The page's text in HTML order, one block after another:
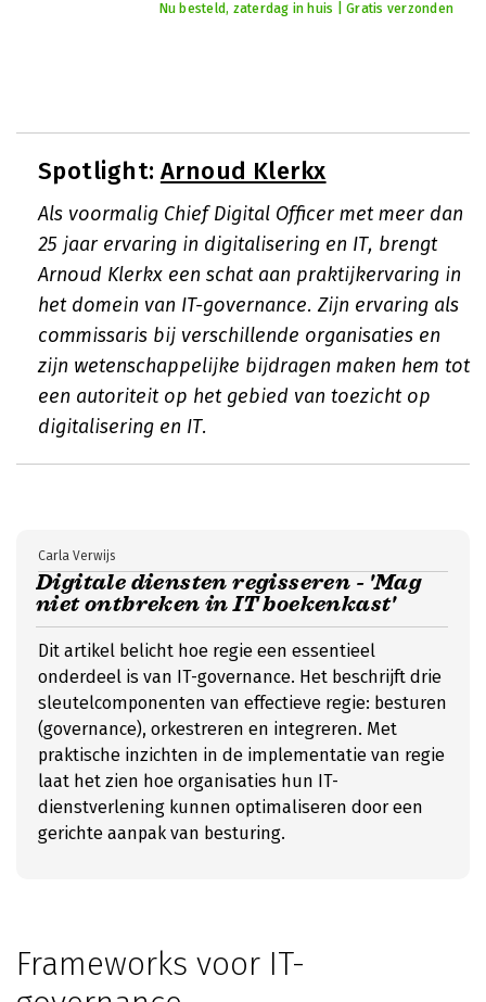
Nu besteld, zaterdag in huis | Gratis verzonden
Spotlight: Arnoud Klerkx
Als voormalig Chief Digital Officer met meer dan
25 jaar ervaring in digitalisering en IT, brengt
Arnoud Klerkx een schat aan praktijkervaring in
het domein van IT-governance. Zijn ervaring als
commissaris bij verschillende organisaties en
zijn wetenschappelijke bijdragen maken hem tot
een autoriteit op het gebied van toezicht op
digitalisering en IT.
Digitale diensten regisseren - 'Mag
niet ontbreken in IT boekenkast'
Carla Verwijs
Dit artikel belicht hoe regie een essentieel
onderdeel is van IT-governance. Het beschrijft drie
sleutelcomponenten van effectieve regie: besturen
(governance), orkestreren en integreren. Met
praktische inzichten in de implementatie van regie
laat het zien hoe organisaties hun IT-
dienstverlening kunnen optimaliseren door een
gerichte aanpak van besturing.
Frameworks voor IT-